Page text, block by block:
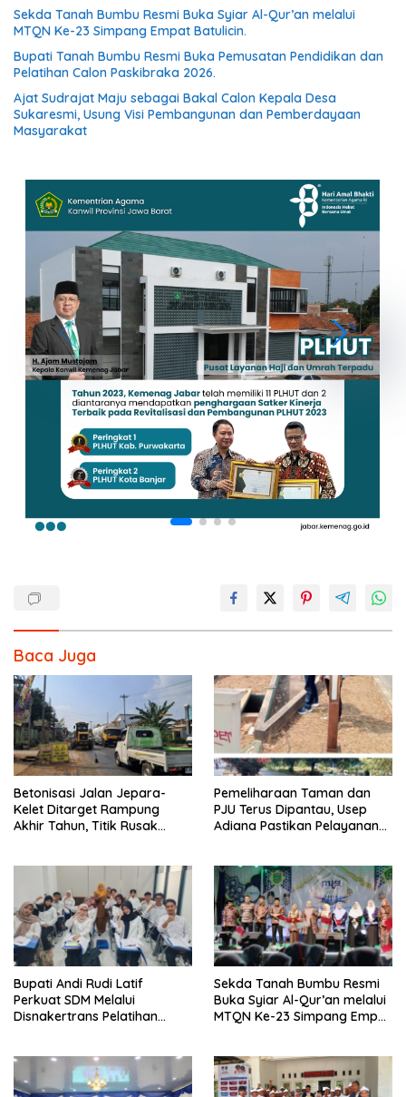
Sekda Tanah Bumbu Resmi Buka Syiar Al-Qur’an melalui
MTQN Ke-23 Simpang Empat Batulicin.
Bupati Tanah Bumbu Resmi Buka Pemusatan Pendidikan dan
Pelatihan Calon Paskibraka 2026.
Ajat Sudrajat Maju sebagai Bakal Calon Kepala Desa
Sukaresmi, Usung Visi Pembangunan dan Pemberdayaan
Masyarakat
Baca Juga
Betonisasi Jalan Jepara-
Kelet Ditarget Rampung
Akhir Tahun, Titik Rusak
Pemeliharaan Taman dan
PJU Terus Dipantau, Usep
Adiana Pastikan Pelayanan
Bupati Andi Rudi Latif
Perkuat SDM Melalui
Disnakertrans Pelatihan
Sekda Tanah Bumbu Resmi
Buka Syiar Al-Qur’an melalui
MTQN Ke-23 Simpang Empat